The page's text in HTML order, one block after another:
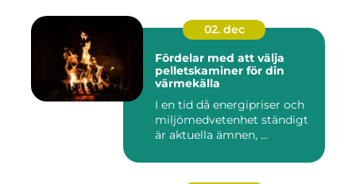
02. dec
Fördelar med att välja
pelletskaminer för din
värmekälla
I en tid då energipriser och
miljömedvetenhet ständigt
är aktuella ämnen, ...